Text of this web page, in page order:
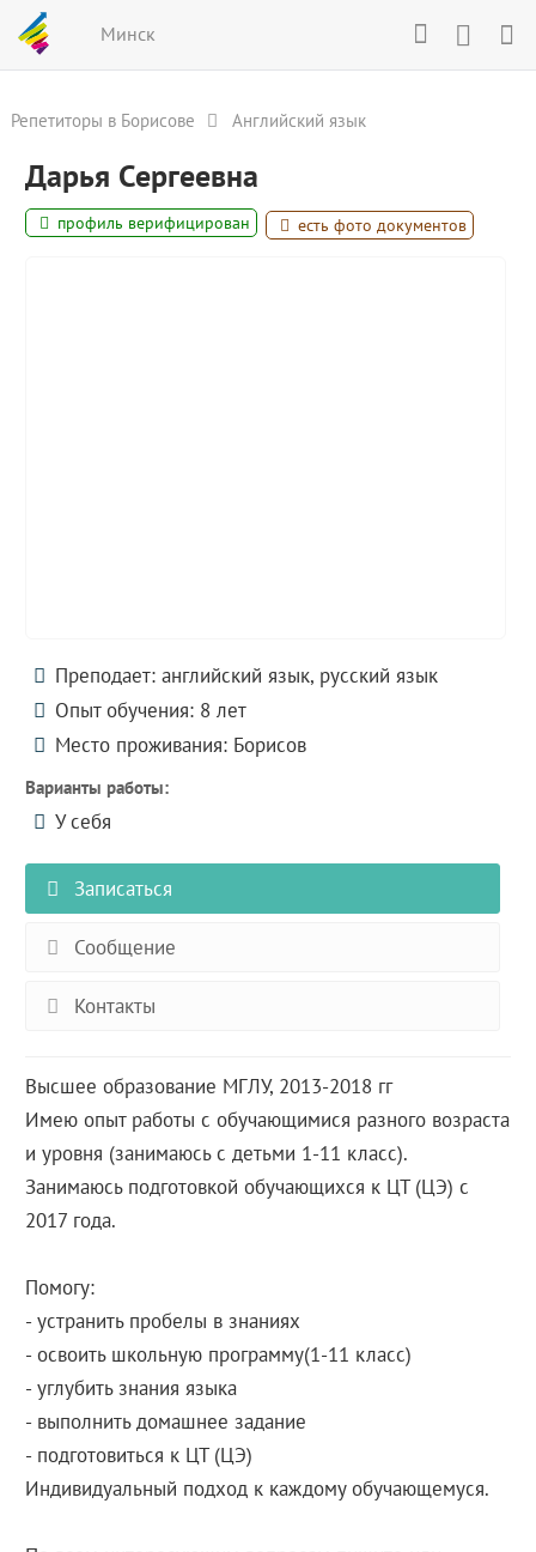
Минск
Репетиторы в Борисове Английский язык
Дарья Сергеевна
профиль верифицирован есть фото документов
Преподает: английский язык, русский язык
Опыт обучения: 8 лет
Место проживания: Борисов
Варианты работы:
У себя
Записаться
Сообщение
Контакты
Высшее образование МГЛУ, 2013-2018 гг
Имею опыт работы с обучающимися разного возраста
и уровня (занимаюсь с детьми 1-11 класс).
Занимаюсь подготовкой обучающихся к ЦТ (ЦЭ) с
2017 года.
Помогу:
- устранить пробелы в знаниях
- освоить школьную программу(1-11 класс)
- углубить знания языка
- выполнить домашнее задание
- подготовиться к ЦТ (ЦЭ)
Индивидуальный подход к каждому обучающемуся.